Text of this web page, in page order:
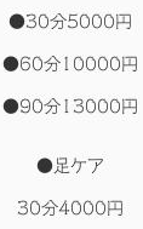
●30分5000円
●60分10000円
●90分13000円
●足ケア
30分4000円